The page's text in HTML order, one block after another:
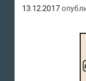
13.12.2017